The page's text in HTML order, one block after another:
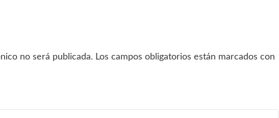
no será publicada. Los campos obligatorios están marcados con